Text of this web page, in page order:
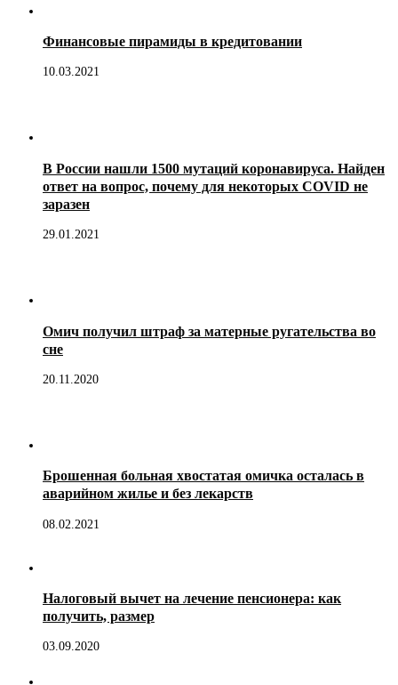
Финансовые пирамиды в кредитовании
10.03.2021
В России нашли 1500 мутаций коронавируса. Найден
ответ на вопрос, почему для некоторых COVID не
заразен
29.01.2021
Омич получил штраф за матерные ругательства во
сне
20.11.2020
Брошенная больная хвостатая омичка осталась в
аварийном жилье и без лекарств
08.02.2021
Налоговый вычет на лечение пенсионера: как
получить, размер
03.09.2020